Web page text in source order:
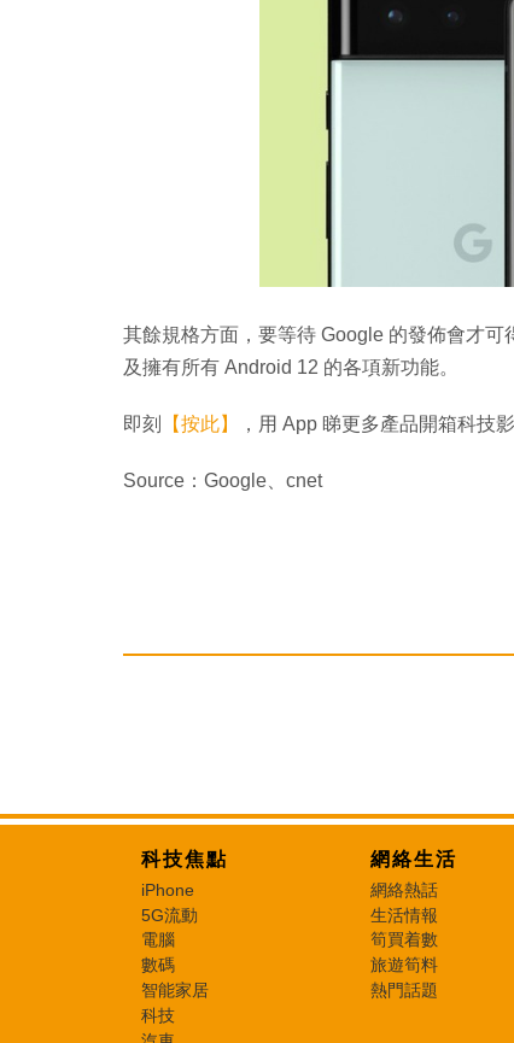
其餘規格方面，要等待 Google 的發佈會才可
及擁有所有 Android 12 的各項新功能。
即刻 【按此】 ，用 App 睇更多產品開箱科技
Source：Google、cnet
科技焦點
iPhone
5G流動
電腦
數碼
智能家居
科技
網絡生活
網絡熱話
生活情報
筍買着數
旅遊筍料
熱門話題